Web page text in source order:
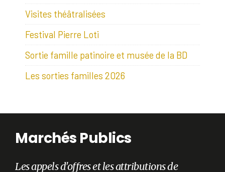
Visites théâtralisées
Festival Pierre Loti
Sortie famille patinoire et musée de la BD
Les sorties familles 2026
Marchés Publics
Les appels d'offres et les attributions de